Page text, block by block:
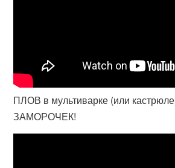
ПЛОВ в мультиварке (или
ЗАМОРОЧЕК!